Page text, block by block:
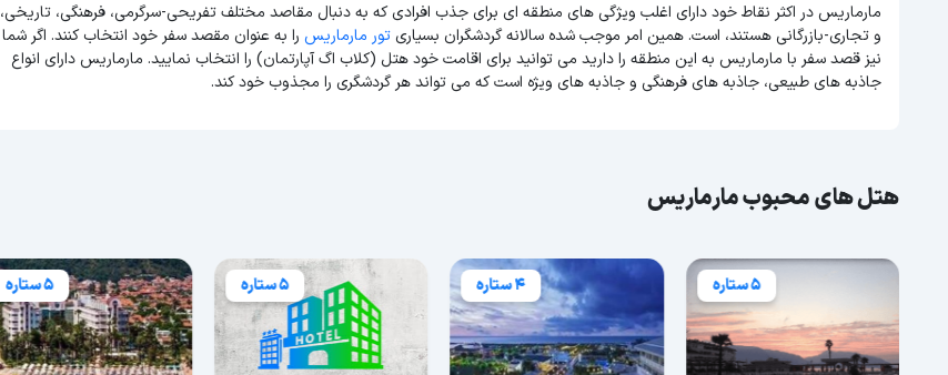
مارماریس در اکثر نقاط خود دارای اغلب ویژگی های منطقه ای برای جذب افرادی که به دنبال مقاصد مختلف تفریحی-سرگرمی، فرهنگی، تاریخی،
و تجاری-بازرگانی هستند، است. همین امر موجب شده سالانه گردشگران بسیاریتور مارماریس را به عنوان مقصد سفر خود انتخاب کنند. اگر شما
نیز قصد سفر با مارماریس به این منطقه را دارید می توانید برای اقامت خود هتل (کلاب اگ آپارتمان) را انتخاب نمایید. مارماریس دارای انواع
جاذبه های طبیعی، جاذبه های فرهنگی و جاذبه های ویژه است که می تواند هر گردشگری را مجذوب خود کند.
هتل های محبوب مارماریس
5 ستاره 4 ستاره 5 ستاره 5 ستاره